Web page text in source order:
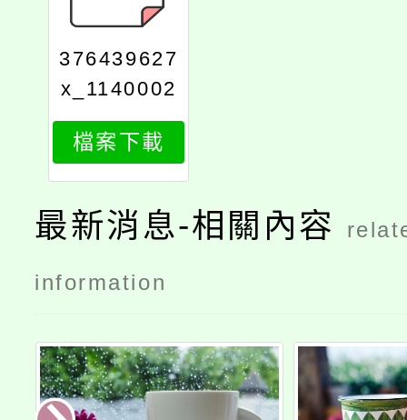
376439627
x_1140002
178_attach
1
檔案下載
最新消息-相關內容
information